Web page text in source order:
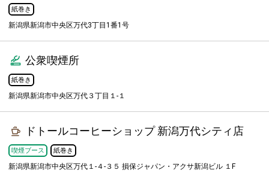
紙巻き
新潟県新潟市中央区万代3丁目1番1号
公衆喫煙所
紙巻き
新潟県新潟市中央区万代３丁目１-１
ドトールコーヒーショップ 新潟万代シティ店
喫煙ブース 紙巻き
新潟県新潟市中央区万代１-４-３５ 損保ジャパン・アクサ新潟ビル １F